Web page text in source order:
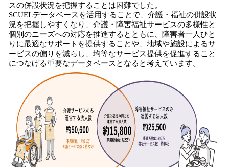
スの併設状況を把握することは困難でした。
SCUELデータベースを活用することで、介護・福祉の併設状
況を把握しやすくなり、介護・障害福祉サービスの多様性と
個別のニーズへの対応を推進するとともに、障害者一人ひと
りに最適なサポートを提供することや、地域や施設によるサ
ービスの偏りを減らし、均等なサービス提供を促進すること
につなげる重要なデータベースとなると考えています。